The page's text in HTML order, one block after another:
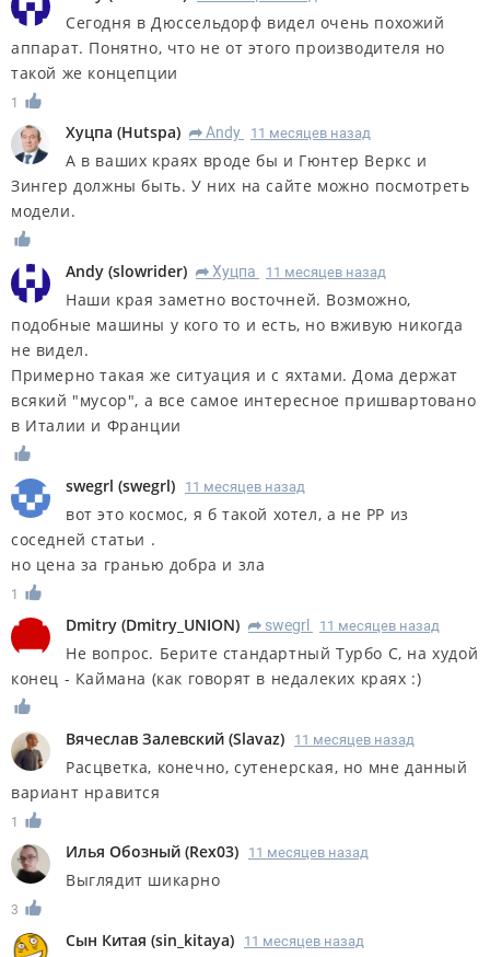
Сегодня в Дюссельдорф видел очень похожий
аппарат. Понятно, что не от этого производителя но
такой же концепции
1
Хуцпа (Hutspa) R Andy 11 месяцев назад
А в ваших краях вроде бы и Гюнтер Веркс и
Зингер должны быть. У них на сайте можно посмотреть
модели.
Andy (slowrider) R Хуцпа 11 месяцев назад
Наши края заметно восточней. Возможно,
подобные машины у кого то и есть, но вживую никогда
не видел.
Примерно такая же ситуация и с яхтами. Дома держат
всякий "мусор", а все самое интересное пришвартовано
в Италии и Франции
swegrl (swegrl) 11 месяцев назад
вот это космос, я б такой хотел, а не РР из
соседней статьи .
но цена за гранью добра и зла
1
Dmitry (Dmitry_UNION) R swegrl 11 месяцев назад
Не вопрос. Берите стандартный Турбо С, на худой
конец - Каймана (как говорят в недалеких краях :)
Вячеслав Залевский (Slavaz) 11 месяцев назад
Расцветка, конечно, сутенерская, но мне данный
вариант нравится
1
Илья Обозный (Rex03) 11 месяцев назад
Выглядит шикарно
3
Сын Китая (sin_kitaya) 11 месяцев назад